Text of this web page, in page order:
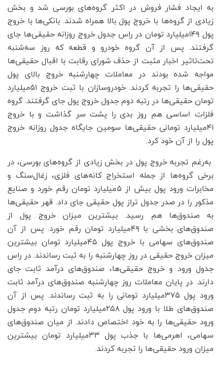
به ایجاد فشار فروش در اکثر گروه‌‌های بورسی شد و بخش
زیادی از گروه‌ها با خروج پول بالا همراه شدند. بانکی‌ها با خروج
پول ۱۴۹میلیارد تومان در راس جدول خروج روزانه حقیقی‌ها جای
گرفتند. پس از آن گروه خودرو و قطعه که روز سه‌شنبه
تحت‌تاثیر اخبار مثبت از حذف شورای رقابت با اقبال حقیقی‌ها
مواجه شده بودند در معاملات چهارشنبه خروج بالای پول
حقیقی‌ها را تجربه کردند. خودروسازان با ثبت خروج ۵۱میلیارد
تومان حقیقی‌ها در رتبه دوم جدول خروج پول جای گرفتند. گروه
فلزات اساسی هم روز بدی را پشت سر گذاشت و با خروج
۴۱میلیارد تومانی حقیقی‌ها سومین جایگاه جدول روزانه خروج
پول را از آن خود کرد.
به‌رغم تجربه خروج پول در بخش زیادی از گروه‌های بورسی، در
برخی گروه‌ها از جمله استخراج کانه‌های فلزی، زغال‌سنگ و
مخابرات ورود پول بیش از ۵میلیارد تومان رقم خورد و صنایع
مذکور را در صدر جدول تراز پول حقیقی جای داد. قهر حقیقی‌ها
به صندوق‌ها هم رسید. بیشترین میزان خروج پول از
صندوق‌های بخشی با ۴۹میلیارد تومان رقم خورد. پس از آن
صندوق‌های سهامی با خروج پول ۴۵میلیارد تومان بیشترین
میزان خروج حقیقی در روز چهارشنبه را به ثبت رساندند. در راس
جدول ورود و خروج حقیقی‌ها، صندوق‌های درآمد ثابت جای
دارند. در پایان معاملات روز چهارشنبه صندوق‌های درآمد ثابت‌
ورود پول ۳۷۵میلیارد تومانی را به ثبت رساندند. پس از آن
صندوق‌های طلا با ورود پول ۲۵۸میلیارد تومان رتبه دوم جدول
ورود حقیقی‌ها را به خود اختصاص دادند. از میان صندوق‌های
سهامی، اهرمی‌ها با جذب پول ۳۳میلیارد تومان بیشترین
میزان ورود حقیقی‌ها را تجربه کردند.